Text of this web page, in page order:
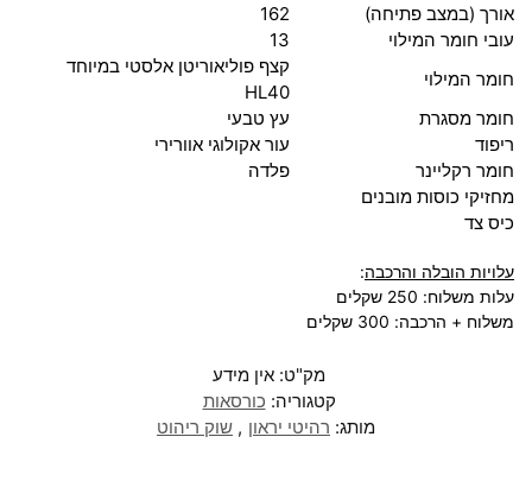
אורך (במצב פתיחה)
162
עובי חומר המילוי
13
חומר המילוי
קצף פוליאוריטן אלסטי במיוחד
HL40
חומר מסגרת
עץ טבעי
ריפוד
עור אקולוגי אוורירי
חומר רקליינר
פלדה
מחזיקי כוסות מובנים
כיס צד
עלויות הובלה והרכבה:
עלות משלוח: 250 שקלים
משלוח + הרכבה: 300 שקלים
מק"ט: אין מידע
קטגוריה: כורסאות
מותג: רהיטי יראון , שוק ריהוט